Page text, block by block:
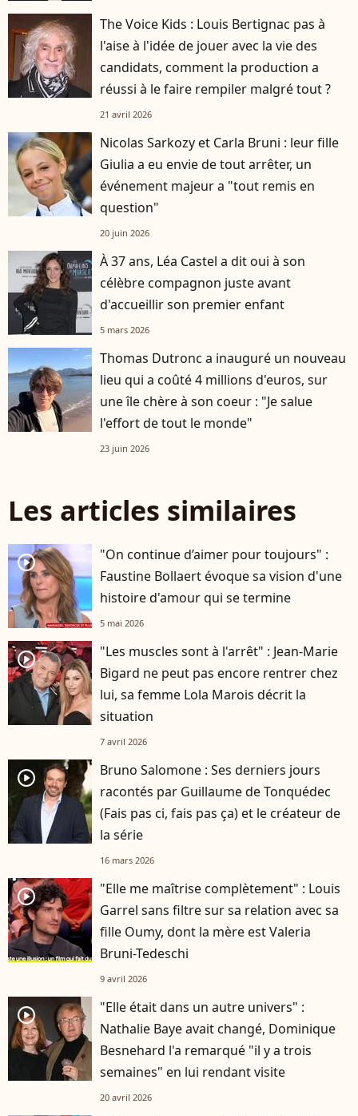
The Voice Kids : Louis Bertignac pas à
l'aise à l'idée de jouer avec la vie des
candidats, comment la production a
réussi à le faire rempiler malgré tout ?
21 avril 2026
Nicolas Sarkozy et Carla Bruni : leur fille
Giulia a eu envie de tout arrêter, un
événement majeur a "tout remis en
question"
20 juin 2026
À 37 ans, Léa Castel a dit oui à son
célèbre compagnon juste avant
d'accueillir son premier enfant
5 mars 2026
Thomas Dutronc a inauguré un nouveau
lieu qui a coûté 4 millions d'euros, sur
une île chère à son coeur : "Je salue
l'effort de tout le monde"
23 juin 2026
Les articles similaires
player2
"On continue d’aimer pour toujours" :
Faustine Bollaert évoque sa vision d'une
histoire d'amour qui se termine
5 mai 2026
player2
"Les muscles sont à l'arrêt" : Jean-Marie
Bigard ne peut pas encore rentrer chez
lui, sa femme Lola Marois décrit la
situation
7 avril 2026
player2
Bruno Salomone : Ses derniers jours
racontés par Guillaume de Tonquédec
(Fais pas ci, fais pas ça) et le créateur de
la série
16 mars 2026
player2
"Elle me maîtrise complètement" : Louis
Garrel sans filtre sur sa relation avec sa
fille Oumy, dont la mère est Valeria
Bruni-Tedeschi
9 avril 2026
player2
"Elle était dans un autre univers" :
Nathalie Baye avait changé, Dominique
Besnehard l'a remarqué "il y a trois
semaines" en lui rendant visite
20 avril 2026